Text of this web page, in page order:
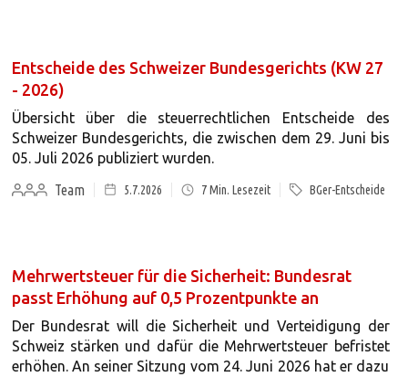
Entscheide des Schweizer Bundesgerichts (KW 27
- 2026)
Übersicht über die steuerrechtlichen Entscheide des
Schweizer Bundesgerichts, die zwischen dem 29. Juni bis
05. Juli 2026 publiziert wurden.
Team
5.7.2026 7Min. Lesezeit BGer-Entscheide
Mehrwertsteuer für die Sicherheit: Bundesrat
passt Erhöhung auf 0,5 Prozentpunkte an
Der Bundesrat will die Sicherheit und Verteidigung der
Schweiz stärken und dafür die Mehrwertsteuer befristet
erhöhen. An seiner Sitzung vom 24. Juni 2026 hat er dazu